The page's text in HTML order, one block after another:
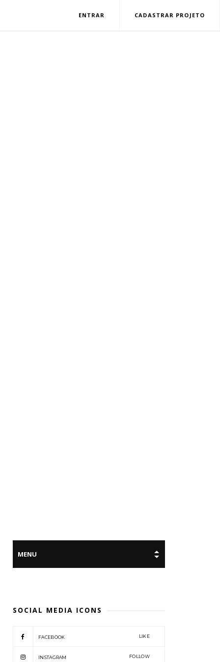
ENTRAR CADASTRAR PROJETO
SOCIAL MEDIA ICONS
FACEBOOK LIKE
INSTAGRAM FOLLOW